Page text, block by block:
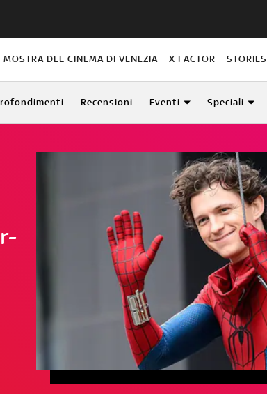
MOSTRA DEL CINEMA DI VENEZIA X FACTOR STORIES
Recensioni Eventi Speciali